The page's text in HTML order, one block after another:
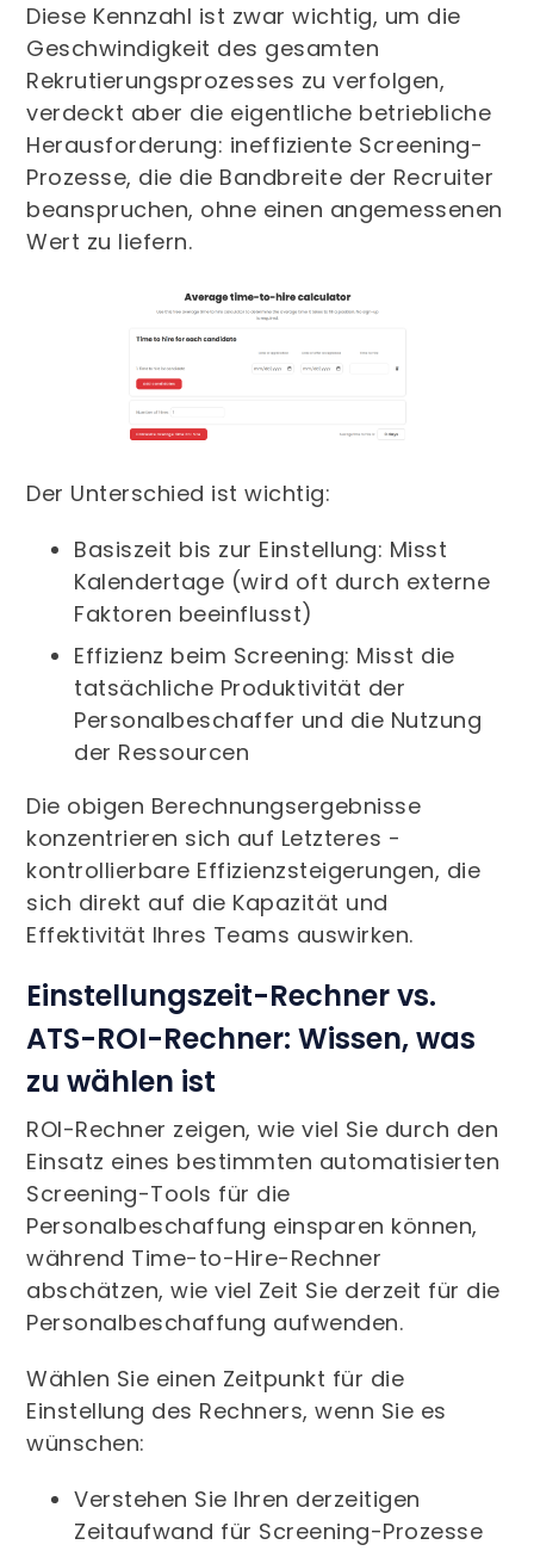
Diese Kennzahl ist zwar wichtig, um die
Geschwindigkeit des gesamten
Rekrutierungsprozesses zu verfolgen,
verdeckt aber die eigentliche betriebliche
Herausforderung: ineffiziente Screening-
Prozesse, die die Bandbreite der Recruiter
beanspruchen, ohne einen angemessenen
Wert zu liefern.
Der Unterschied ist wichtig:
Basiszeit bis zur Einstellung: Misst
Kalendertage (wird oft durch externe
Faktoren beeinflusst)
Effizienz beim Screening: Misst die
tatsächliche Produktivität der
Personalbeschaffer und die Nutzung
der Ressourcen
Die obigen Berechnungsergebnisse
konzentrieren sich auf Letzteres -
kontrollierbare Effizienzsteigerungen, die
sich direkt auf die Kapazität und
Effektivität Ihres Teams auswirken.
Einstellungszeit-Rechner vs.
ATS-ROI-Rechner: Wissen, was
zu wählen ist
ROI-Rechner zeigen, wie viel Sie durch den
Einsatz eines bestimmten automatisierten
Screening-Tools für die
Personalbeschaffung einsparen können,
während Time-to-Hire-Rechner
abschätzen, wie viel Zeit Sie derzeit für die
Personalbeschaffung aufwenden.
Wählen Sie einen Zeitpunkt für die
Einstellung des Rechners, wenn Sie es
wünschen:
Verstehen Sie Ihren derzeitigen
Zeitaufwand für Screening-Prozesse